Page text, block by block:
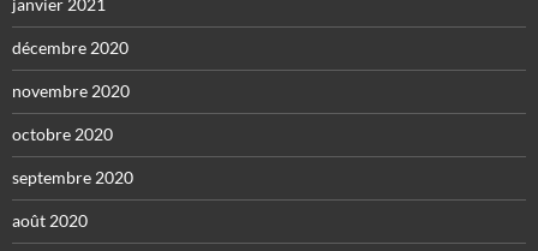
décembre 2020
novembre 2020
octobre 2020
septembre 2020
août 2020